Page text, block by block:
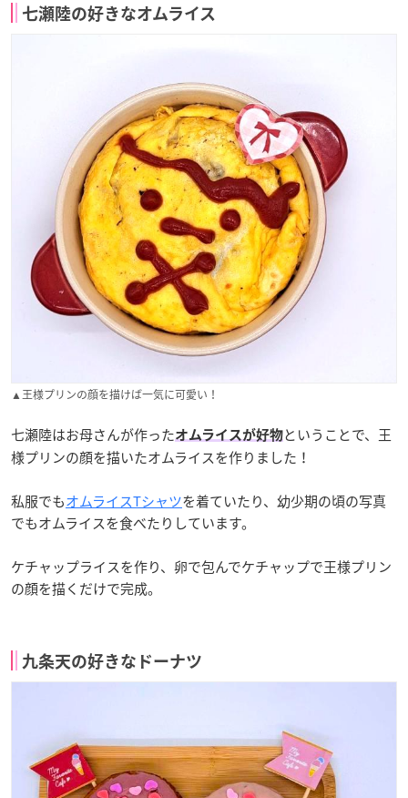
七瀬陸の好きなオムライス
▲王様プリンの顔を描けば一気に可愛い！
七瀬陸はお母さんが作ったオムライスが好物ということで、王
様プリンの顔を描いたオムライスを作りました！
私服でもオムライスTシャツを着ていたり、幼少期の頃の写真
でもオムライスを食べたりしています。
ケチャップライスを作り、卵で包んでケチャップで王様プリン
の顔を描くだけで完成。
九条天の好きなドーナツ